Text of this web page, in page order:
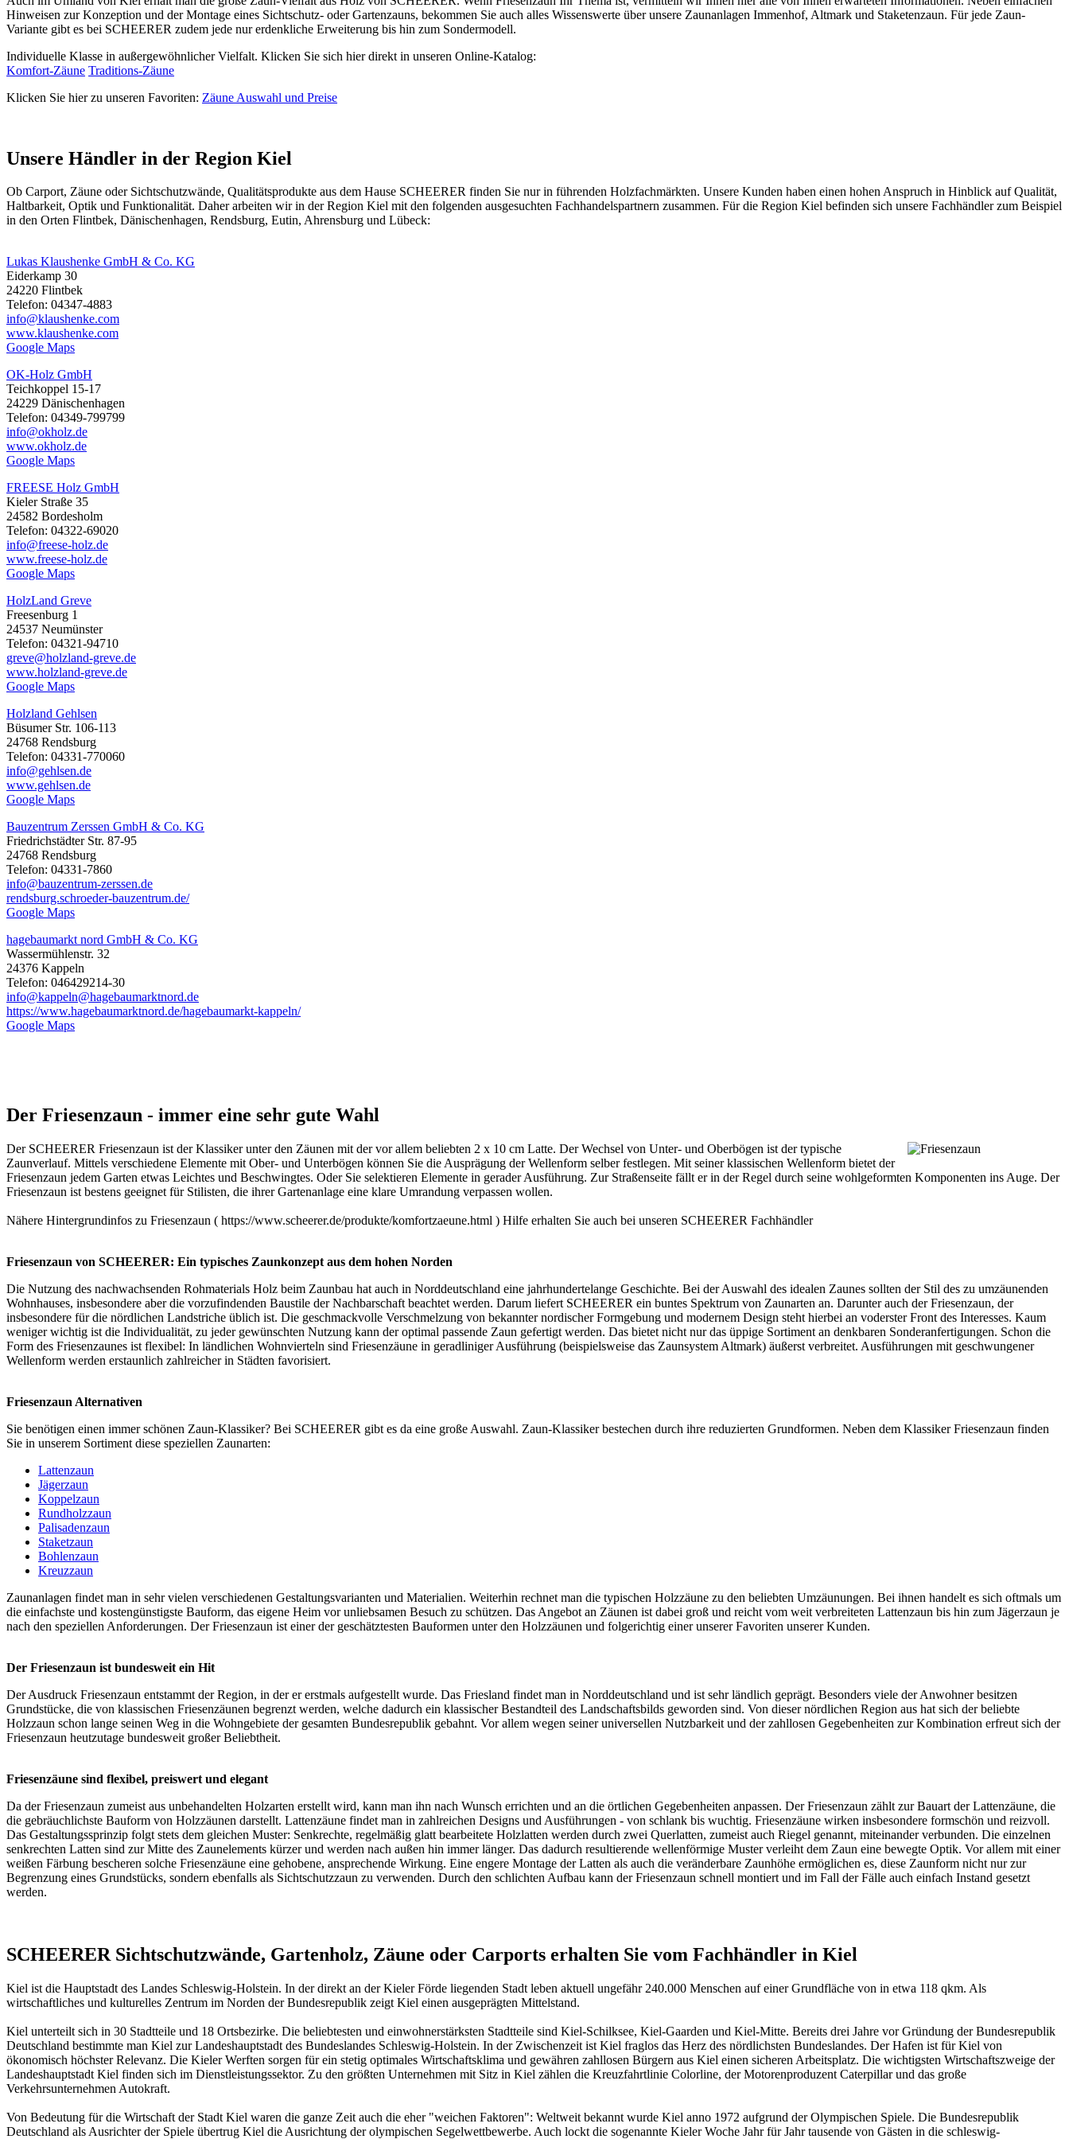
Hinweisen zur Konzeption und der Montage eines Sichtschutz- oder Gartenzauns, bekommen Sie auch alles Wissenswerte über unsere Zaunanlagen Immenhof, Altmark und Staketenzaun. Für jede Zaun-
Variante gibt es bei SCHEERER zudem jede nur erdenkliche Erweiterung bis hin zum Sondermodell.
Individuelle Klasse in außergewöhnlicher Vielfalt. Klicken Sie sich hier direkt in unseren Online-Katalog:
Komfort-Zäune Traditions-Zäune
Klicken Sie hier zu unseren Favoriten: Zäune Auswahl und Preise
Unsere Händler in der Region Kiel
Ob Carport, Zäune oder Sichtschutzwände, Qualitätsprodukte aus dem Hause SCHEERER finden Sie nur in führenden Holzfachmärkten. Unsere Kunden haben einen hohen Anspruch in Hinblick auf Qualität,
Haltbarkeit, Optik und Funktionalität. Daher arbeiten wir in der Region Kiel mit den folgenden ausgesuchten Fachhandelspartnern zusammen. Für die Region Kiel befinden sich unsere Fachhändler zum Beispiel
in den Orten Flintbek, Dänischenhagen, Rendsburg, Eutin, Ahrensburg und Lübeck:
Lukas Klaushenke GmbH & Co. KG
Eiderkamp 30
24220 Flintbek
Telefon: 04347-4883
info@klaushenke.com
www.klaushenke.com
Google Maps
OK-Holz GmbH
Teichkoppel 15-17
24229 Dänischenhagen
Telefon: 04349-799799
info@okholz.de
www.okholz.de
Google Maps
FREESE Holz GmbH
Kieler Straße 35
24582 Bordesholm
Telefon: 04322-69020
info@freese-holz.de
www.freese-holz.de
Google Maps
HolzLand Greve
Freesenburg 1
24537 Neumünster
Telefon: 04321-94710
greve@holzland-greve.de
www.holzland-greve.de
Google Maps
Holzland Gehlsen
Büsumer Str. 106-113
24768 Rendsburg
Telefon: 04331-770060
info@gehlsen.de
www.gehlsen.de
Google Maps
Bauzentrum Zerssen GmbH & Co. KG
Friedrichstädter Str. 87-95
24768 Rendsburg
Telefon: 04331-7860
info@bauzentrum-zerssen.de
rendsburg.schroeder-bauzentrum.de/
Google Maps
hagebaumarkt nord GmbH & Co. KG
Wassermühlenstr. 32
24376 Kappeln
Telefon: 046429214-30
info@kappeln@hagebaumarktnord.de
https://www.hagebaumarktnord.de/hagebaumarkt-kappeln/
Google Maps
Der Friesenzaun - immer eine sehr gute Wahl
Der SCHEERER Friesenzaun ist der Klassiker unter den Zäunen mit der vor allem beliebten 2 x 10 cm Latte. Der Wechsel von Unter- und Oberbögen ist der typische
Zaunverlauf. Mittels verschiedene Elemente mit Ober- und Unterbögen können Sie die Ausprägung der Wellenform selber festlegen. Mit seiner klassischen Wellenform bietet der
Friesenzaun jedem Garten etwas Leichtes und Beschwingtes. Oder Sie selektieren Elemente in gerader Ausführung. Zur Straßenseite fällt er in der Regel durch seine wohlgeformten Komponenten ins Auge. Der
Friesenzaun ist bestens geeignet für Stilisten, die ihrer Gartenanlage eine klare Umrandung verpassen wollen.
Nähere Hintergrundinfos zu Friesenzaun ( https://www.scheerer.de/produkte/komfortzaeune.html ) Hilfe erhalten Sie auch bei unseren SCHEERER Fachhändler
Friesenzaun von SCHEERER: Ein typisches Zaunkonzept aus dem hohen Norden
Die Nutzung des nachwachsenden Rohmaterials Holz beim Zaunbau hat auch in Norddeutschland eine jahrhundertelange Geschichte. Bei der Auswahl des idealen Zaunes sollten der Stil des zu umzäunenden
Wohnhauses, insbesondere aber die vorzufindenden Baustile der Nachbarschaft beachtet werden. Darum liefert SCHEERER ein buntes Spektrum von Zaunarten an. Darunter auch der Friesenzaun, der
insbesondere für die nördlichen Landstriche üblich ist. Die geschmackvolle Verschmelzung von bekannter nordischer Formgebung und modernem Design steht hierbei an voderster Front des Interesses. Kaum
weniger wichtig ist die Individualität, zu jeder gewünschten Nutzung kann der optimal passende Zaun gefertigt werden. Das bietet nicht nur das üppige Sortiment an denkbaren Sonderanfertigungen. Schon die
Form des Friesenzaunes ist flexibel: In ländlichen Wohnvierteln sind Friesenzäune in geradliniger Ausführung (beispielsweise das Zaunsystem Altmark) äußerst verbreitet. Ausführungen mit geschwungener
Wellenform werden erstaunlich zahlreicher in Städten favorisiert.
Friesenzaun Alternativen
Sie benötigen einen immer schönen Zaun-Klassiker? Bei SCHEERER gibt es da eine große Auswahl. Zaun-Klassiker bestechen durch ihre reduzierten Grundformen. Neben dem Klassiker Friesenzaun finden
Sie in unserem Sortiment diese speziellen Zaunarten:
Lattenzaun
Jägerzaun
Koppelzaun
Rundholzzaun
Palisadenzaun
Staketzaun
Bohlenzaun
Kreuzzaun
Zaunanlagen findet man in sehr vielen verschiedenen Gestaltungsvarianten und Materialien. Weiterhin rechnet man die typischen Holzzäune zu den beliebten Umzäunungen. Bei ihnen handelt es sich oftmals um
die einfachste und kostengünstigste Bauform, das eigene Heim vor unliebsamen Besuch zu schützen. Das Angebot an Zäunen ist dabei groß und reicht vom weit verbreiteten Lattenzaun bis hin zum Jägerzaun je
nach den speziellen Anforderungen. Der Friesenzaun ist einer der geschätztesten Bauformen unter den Holzzäunen und folgerichtig einer unserer Favoriten unserer Kunden.
Der Friesenzaun ist bundesweit ein Hit
Der Ausdruck Friesenzaun entstammt der Region, in der er erstmals aufgestellt wurde. Das Friesland findet man in Norddeutschland und ist sehr ländlich geprägt. Besonders viele der Anwohner besitzen
Grundstücke, die von klassischen Friesenzäunen begrenzt werden, welche dadurch ein klassischer Bestandteil des Landschaftsbilds geworden sind. Von dieser nördlichen Region aus hat sich der beliebte
Holzzaun schon lange seinen Weg in die Wohngebiete der gesamten Bundesrepublik gebahnt. Vor allem wegen seiner universellen Nutzbarkeit und der zahllosen Gegebenheiten zur Kombination erfreut sich der
Friesenzaun heutzutage bundesweit großer Beliebtheit.
Friesenzäune sind flexibel, preiswert und elegant
Da der Friesenzaun zumeist aus unbehandelten Holzarten erstellt wird, kann man ihn nach Wunsch errichten und an die örtlichen Gegebenheiten anpassen. Der Friesenzaun zählt zur Bauart der Lattenzäune, die
die gebräuchlichste Bauform von Holzzäunen darstellt. Lattenzäune findet man in zahlreichen Designs und Ausführungen - von schlank bis wuchtig. Friesenzäune wirken insbesondere formschön und reizvoll.
Das Gestaltungssprinzip folgt stets dem gleichen Muster: Senkrechte, regelmäßig glatt bearbeitete Holzlatten werden durch zwei Querlatten, zumeist auch Riegel genannt, miteinander verbunden. Die einzelnen
senkrechten Latten sind zur Mitte des Zaunelements kürzer und werden nach außen hin immer länger. Das dadurch resultierende wellenförmige Muster verleiht dem Zaun eine bewegte Optik. Vor allem mit einer
weißen Färbung bescheren solche Friesenzäune eine gehobene, ansprechende Wirkung. Eine engere Montage der Latten als auch die veränderbare Zaunhöhe ermöglichen es, diese Zaunform nicht nur zur
Begrenzung eines Grundstücks, sondern ebenfalls als Sichtschutzzaun zu verwenden. Durch den schlichten Aufbau kann der Friesenzaun schnell montiert und im Fall der Fälle auch einfach Instand gesetzt
werden.
SCHEERER Sichtschutzwände, Gartenholz, Zäune oder Carports erhalten Sie vom Fachhändler in Kiel
Kiel ist die Hauptstadt des Landes Schleswig-Holstein. In der direkt an der Kieler Förde liegenden Stadt leben aktuell ungefähr 240.000 Menschen auf einer Grundfläche von in etwa 118 qkm. Als
wirtschaftliches und kulturelles Zentrum im Norden der Bundesrepublik zeigt Kiel einen ausgeprägten Mittelstand.
Kiel unterteilt sich in 30 Stadtteile und 18 Ortsbezirke. Die beliebtesten und einwohnerstärksten Stadtteile sind Kiel-Schilksee, Kiel-Gaarden und Kiel-Mitte. Bereits drei Jahre vor Gründung der Bundesrepublik
Deutschland bestimmte man Kiel zur Landeshauptstadt des Bundeslandes Schleswig-Holstein. In der Zwischenzeit ist Kiel fraglos das Herz des nördlichsten Bundeslandes. Der Hafen ist für Kiel von
ökonomisch höchster Relevanz. Die Kieler Werften sorgen für ein stetig optimales Wirtschaftsklima und gewähren zahllosen Bürgern aus Kiel einen sicheren Arbeitsplatz. Die wichtigsten Wirtschaftszweige der
Landeshauptstadt Kiel finden sich im Dienstleistungssektor. Zu den größten Unternehmen mit Sitz in Kiel zählen die Kreuzfahrtlinie Colorline, der Motorenproduzent Caterpillar und das große
Verkehrsunternehmen Autokraft.
Von Bedeutung für die Wirtschaft der Stadt Kiel waren die ganze Zeit auch die eher "weichen Faktoren": Weltweit bekannt wurde Kiel anno 1972 aufgrund der Olympischen Spiele. Die Bundesrepublik
Deutschland als Ausrichter der Spiele übertrug Kiel die Ausrichtung der olympischen Segelwettbewerbe. Auch lockt die sogenannte Kieler Woche Jahr für Jahr tausende von Gästen in die schleswig-